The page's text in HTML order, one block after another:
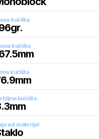
kućišta
gr.
kućišta
mm
kućišta
mm
kućišta
mm
materijal